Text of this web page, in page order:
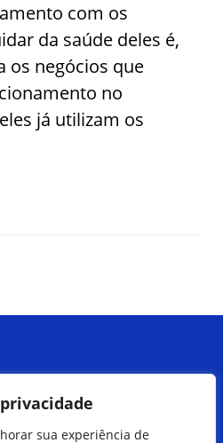
sua experiência de
com os
da saúde deles é,
os negócios que
no
já utilizam os